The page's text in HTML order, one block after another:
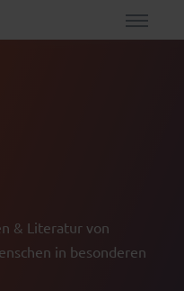
& Literatur von
in besonderen